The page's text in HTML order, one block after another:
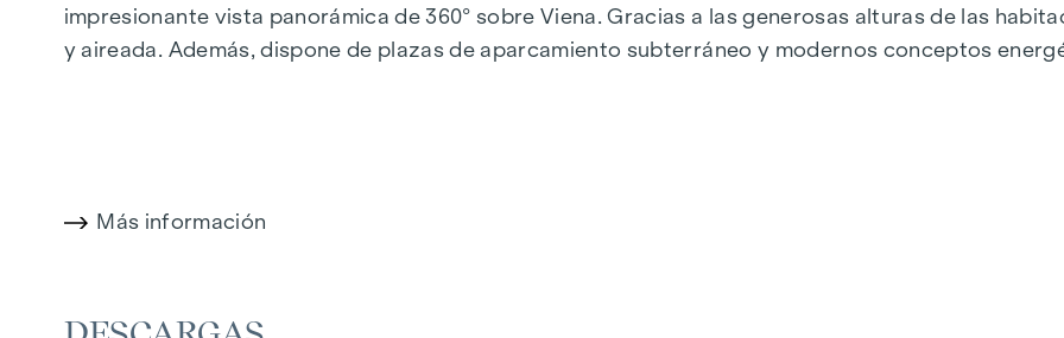
impresionante vista panorámica de 360° sobre Viena. Gracias a las generosas alturas de las
y aireada. Además, dispone de plazas de aparcamiento subterráneo y modernos conceptos
DESTACADOS
Superficie habitable de aprox. 30 a 130 m²
Más información